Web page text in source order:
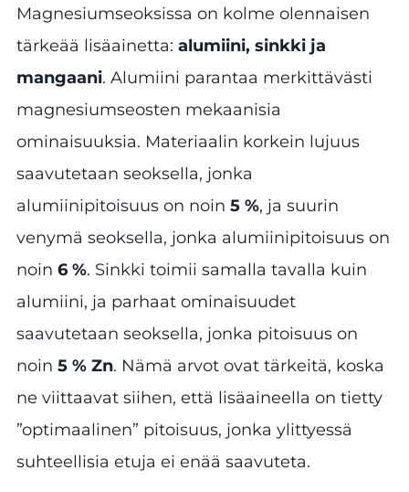
Magnesiumseoksissa on kolme olennaisen
tärkeää lisäainetta: alumiini, sinkki ja
mangaani. Alumiini parantaa merkittävästi
magnesiumseosten mekaanisia
ominaisuuksia. Materiaalin korkein lujuus
saavutetaan seoksella, jonka
alumiinipitoisuus on noin 5 %, ja suurin
venymä seoksella, jonka alumiinipitoisuus on
noin 6 %. Sinkki toimii samalla tavalla kuin
alumiini, ja parhaat ominaisuudet
saavutetaan seoksella, jonka pitoisuus on
noin 5 % Zn. Nämä arvot ovat tärkeitä, koska
ne viittaavat siihen, että lisäaineella on tietty
”optimaalinen” pitoisuus, jonka ylittyessä
suhteellisia etuja ei enää saavuteta.